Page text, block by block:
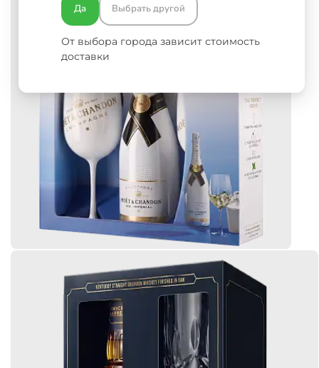
Да Выбрать другой
От выбора города зависит стоимость
доставки